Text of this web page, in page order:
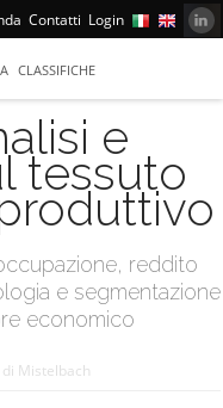
Contatti Login
CLASSIFICHE
e
tessuto
reddito
e segmentazione
economico
Mistelbach